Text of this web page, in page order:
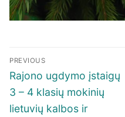
Navigacija
tarp
įrašų
PREVIOUS
Previous
post:
Rajono ugdymo įstaigų
3 – 4 klasių mokinių
lietuvių kalbos ir